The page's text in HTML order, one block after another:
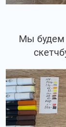
Мы будем